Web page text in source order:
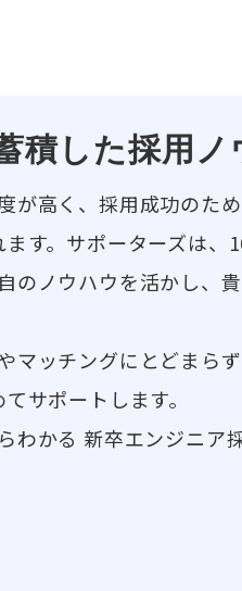
積した採用ノ
が高く、採用成功のた
す。サポーターズは、
のノウハウを活かし、
マッチングにとどまら
サポートします。
わかる 新卒エンジニア